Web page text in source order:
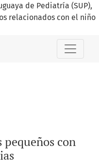
de Pediatría (SUP),
relacionados con el niño
con infecciones
pequeños con